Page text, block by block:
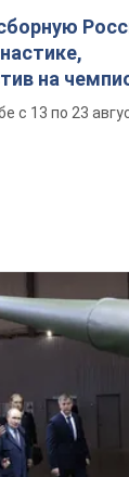
ракет: как
закончатся